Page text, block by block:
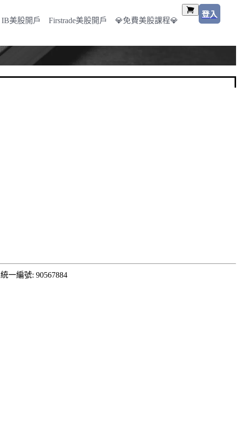
IB美股開戶 Firstrade美股開戶 💎免費美股課程💎
登入
統一編號: 90567884